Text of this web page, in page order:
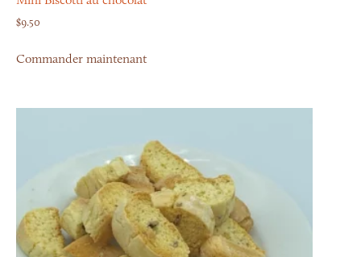
$9.50
Commander maintenant